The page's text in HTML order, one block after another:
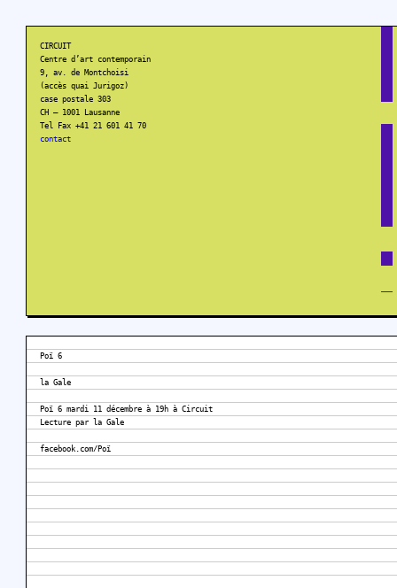
CIRCUIT
Centre d’art contemporain
9, av. de Montchoisi
(accès quai Jurigoz)
case postale 303
CH – 1001 Lausanne
Tel Fax +41 21 601 41 70
contact
Poï 6
la Gale
Poï 6 mardi 11 décembre à 19h à Circuit
Lecture par la Gale
facebook.com/Poï